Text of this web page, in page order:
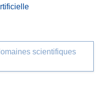
scientifiques